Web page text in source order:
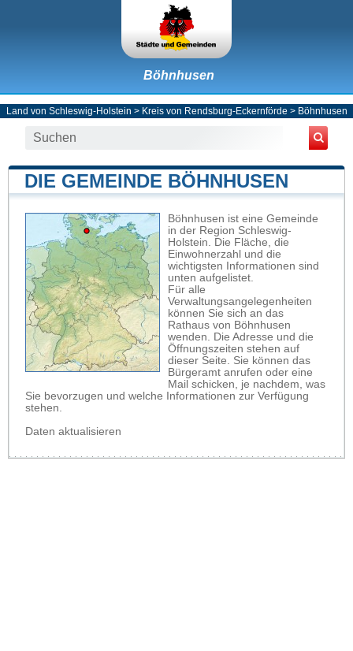
Böhnhusen
Land von Schleswig-Holstein > Kreis von Rendsburg-Eckernförde > Böhnhusen
DIE GEMEINDE BÖHNHUSEN
Böhnhusen ist eine Gemeinde
in der Region Schleswig-
Holstein. Die Fläche, die
Einwohnerzahl und die
wichtigsten Informationen sind
unten aufgelistet.
Für alle
Verwaltungsangelegenheiten
können Sie sich an das
Rathaus von Böhnhusen
wenden. Die Adresse und die
Öffnungszeiten stehen auf
dieser Seite. Sie können das
Bürgeramt anrufen oder eine
Mail schicken, je nachdem, was
Sie bevorzugen und welche Informationen zur Verfügung
stehen.
Daten aktualisieren